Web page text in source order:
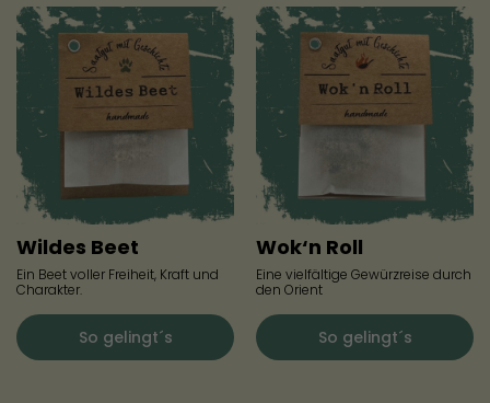
Wildes Beet
Ein Beet voller Freiheit, Kraft und
Charakter.
So gelingt´s
Wok‘n Roll
Eine vielfältige Gewürzreise durch
den Orient
So gelingt´s